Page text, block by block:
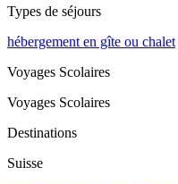
Types de séjours
hébergement en gîte ou chalet
Voyages Scolaires
Voyages Scolaires
Destinations
Suisse